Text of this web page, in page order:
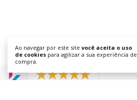
Ao navegar por este site você aceita o uso
de cookies para agilizar a sua experiência de
compra.